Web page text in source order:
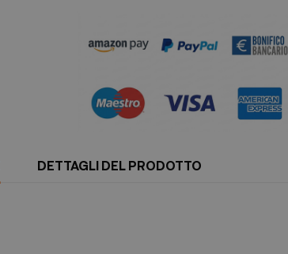
DETTAGLI DEL PRODOTTO